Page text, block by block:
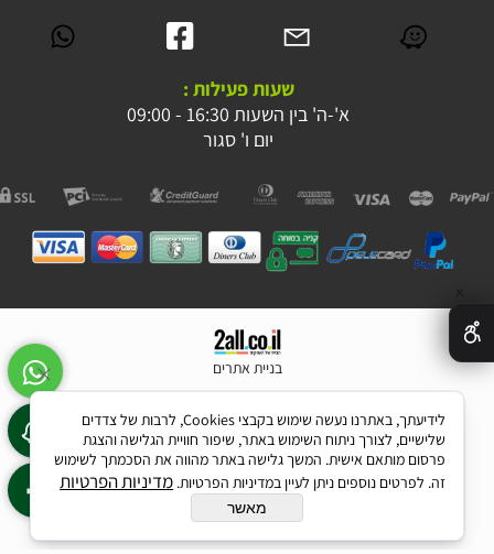
שעות פעילות :
א'-ה' בין השעות 16:30 - 09:00
יום ו' סגור
בניית אתרים
לידיעתך, באתרנו נעשה שימוש בקבצי Cookies, לרבות של צדדים
שלישיים, לצורך ניתוח השימוש באתר, שיפור חוויית הגלישה והצגת
פרסום מותאם אישית. המשך גלישה באתר מהווה את הסכמתך לשימוש
זה. לפרטים נוספים ניתן לעיין במדיניות הפרטיות. מדיניות הפרטיות
מאשר